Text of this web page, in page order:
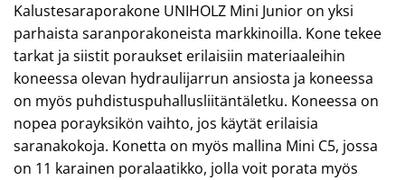
Kalustesaraporakone UNIHOLZ Mini Junior on yksi
parhaista saranporakoneista markkinoilla. Kone tekee
tarkat ja siistit poraukset erilaisiin materiaaleihin
koneessa olevan hydraulijarrun ansiosta ja koneessa
on myös puhdistuspuhallusliitäntäletku. Koneessa on
nopea porayksikön vaihto, jos käytät erilaisia
saranakokoja. Konetta on myös mallina Mini C5, jossa
on 11 karainen poralaatikko, jolla voit porata myös